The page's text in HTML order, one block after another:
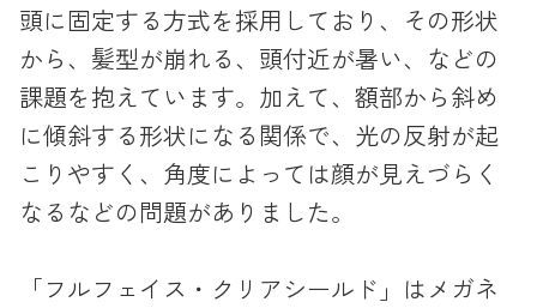
頭に固定する方式を採用しており、その形状
から、髪型が崩れる、頭付近が暑い、などの
課題を抱えています。加えて、額部から斜め
に傾斜する形状になる関係で、光の反射が起
こりやすく、角度によっては顔が見えづらく
なるなどの問題がありました。
「フルフェイス・クリアシールド」はメガネ